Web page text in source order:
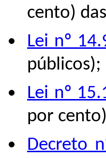
cento)
Lei nº
públicos);
Lei nº
por
Decreto